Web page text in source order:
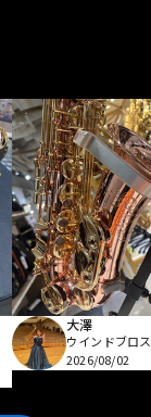
大澤
ウインドブロス
2026/08/02